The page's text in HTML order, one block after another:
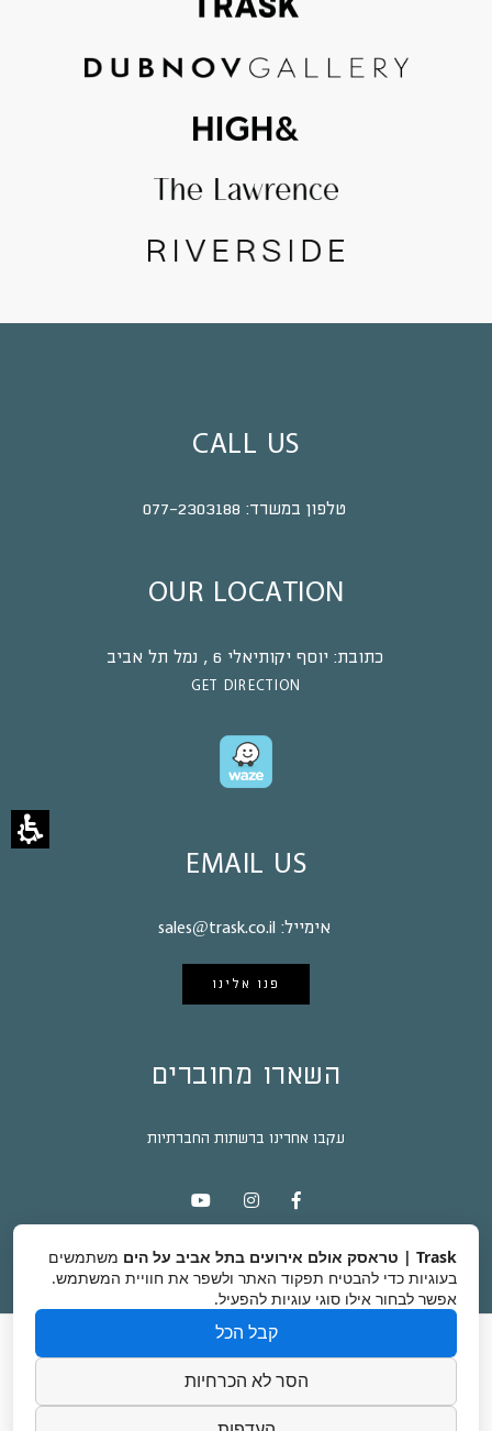
CALL US
טלפון במשרד: 077-2303188
OUR LOCATION
כתובת: יוסף יקותיאלי 6 , נמל תל אביב
GET DIRECTION
EMAIL US
אימייל: sales@trask.co.il
פנו אלינו
השארו מחוברים
עקבו אחרינו ברשתות החברתיות
אודות
כתבות ומידע על אירועים בתל אביב
קרדיטים לצלמים הצהרת נגישות
Trask | טראסק אולם אירועים בתל אביב על הים
משתמשים
בעוגיות כדי להבטיח תפקוד האתר ולשפר את חוויית המשתמש.
אפשר לבחור אילו סוגי עוגיות להפעיל.
קבל הכל
הסר לא הכרחיות